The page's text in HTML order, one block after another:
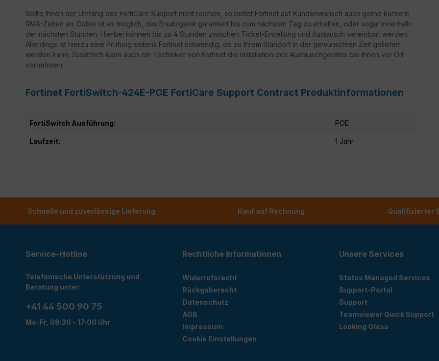
Sollte Ihnen der Umfang des FortiCare Support nicht reichen, so bietet Fortinet auf Kundenwunsch auch gerne kürzere
RMA-Zeiten an. Dabei ist es möglich, das Ersatzgerät garantiert bis zum nächsten Tag zu erhalten, oder sogar innerhalb
der nächsten Stunden. Hierbei können bis zu 4 Stunden zwischen Ticket-Erstellung und Austausch vereinbart werden.
Allerdings ist hierzu eine Prüfung seitens Fortinet notwendig, ob zu Ihrem Standort in der gewünschten Zeit geliefert
werden kann. Zusätzlich kann auch ein Techniker von Fortinet die Installation des Austauschgerätes bei Ihnen vor Ort
vornehmen.
Fortinet FortiSwitch-424E-POE FortiCare Support Contract Produktinformationen
FortiSwitch Ausführung: POE
Laufzeit: 1 Jahr
Schnelle und zuverlässige Lieferung Kauf auf Rechnung Qualifizierter
Service-Hotline
Telefonische Unterstützung und
Beratung unter:
+41 44 500 90 75
Mo-Fr, 08:30 - 17:00 Uhr
Rechtliche Informationen
Widerrufsrecht
Rückgaberecht
Datenschutz
AGB
Impressum
Cookie Einstellungen
Unsere Services
Status Managed Services
Support-Portal
Support
Teamviewer Quick Support
Looking Glass